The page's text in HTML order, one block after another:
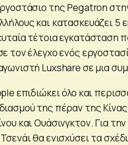
της Pegatron
και κατασκευάζει 5
τέτοια εγκατάσταση
τον έλεγχο ενός
Luxshare σε μια
επιδιώκει όλο και
της πέραν της
και Ουάσινγκτον. Για
θα ενισχύσει τα